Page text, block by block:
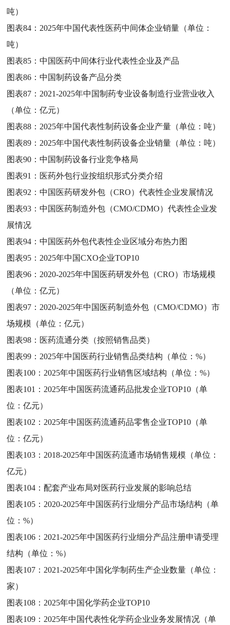
吨）
图表84： 2025年中国代表性医药中间体企业销量（单位：
吨）
图表85：中国医药中间体行业代表性企业及产品
图表86：中国制药设备产品分类
图表87： 2021-2025年中国制药专业设备制造行业营业收入
（单位：亿元）
图表88： 2025年中国代表性制药设备企业产量（单位：吨）
图表89： 2025年中国代表性制药设备企业销量（单位：吨）
图表90：中国制药设备行业竞争格局
图表91： 医药外包行业按组织形式分类介绍
图表92：中国医药研发外包（CRO）代表性企业发展情况
图表93：中国医药制造外包（CMO/CDMO）代表性企业发
展情况
图表94：中国医药外包代表性企业区域分布热力图
图表95： 2025年中国CXO企业TOP10
图表96： 2020-2025年中国医药研发外包（CRO）市场规模
（单位：亿元）
图表97： 2020-2025年中国医药制造外包（CMO/CDMO）市
场规模（单位：亿元）
图表98： 医药流通分类（按照销售品类）
图表99： 2025年中国医药行业销售品类结构（单位：%）
图表100： 2025年中国医药行业销售区域结构（单位：%）
图表101： 2025年中国医药流通药品批发企业TOP10（单
位：亿元）
图表102： 2025年中国医药流通药品零售企业TOP10（单
位：亿元）
图表103： 2018-2025年中国医药流通市场销售规模（单位：
亿元）
图表104：配套产业布局对医药行业发展的影响总结
图表105： 2020-2025年中国医药行业细分产品市场结构（单
位：%）
图表106： 2021-2025年中国医药行业细分产品注册申请受理
结构（单位：%）
图表107： 2021-2025年中国化学制药生产企业数量（单位：
家）
图表108： 2025年中国化学药企业TOP10
图表109： 2025年中国代表性化学药企业业务发展情况（单